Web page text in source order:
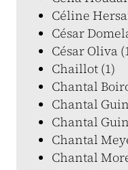
Céline
César
César Oliva
Chaillot (1)
Chantal
Chantal
Chantal
Chantal
Chantal